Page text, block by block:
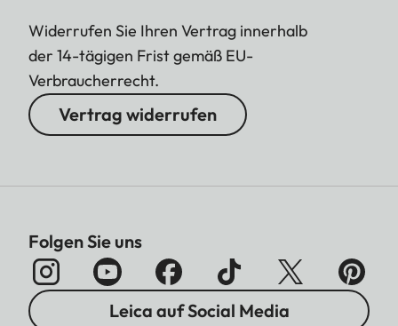
Widerrufen Sie Ihren Vertrag innerhalb
der 14-tägigen Frist gemäß EU-
Verbraucherrecht.
Vertrag widerrufen
Folgen Sie uns
Leica auf Social Media